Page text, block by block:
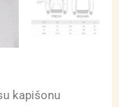
kapišonu